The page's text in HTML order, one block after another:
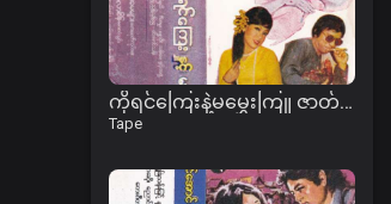
ကိုရင်ကြေးနဲ့မမွှေးကြူ ဇာတ်လမ်း
Tape